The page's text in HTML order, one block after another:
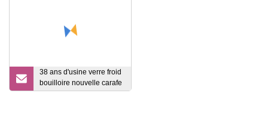
38 ans d'usine verre froid
bouilloire nouvelle carafe
en verre pichet